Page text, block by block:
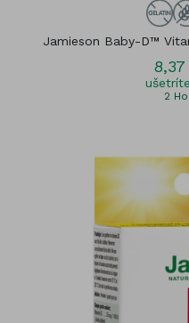
Jamieson Baby-D™
2